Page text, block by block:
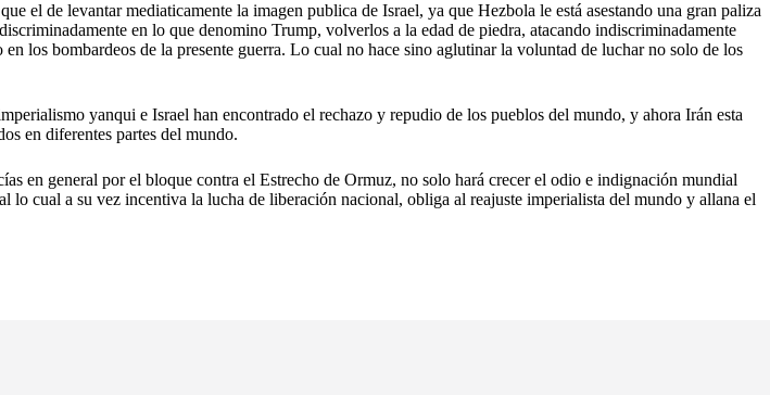
el de levantar mediaticamente la imagen publica de Israel, ya que Hezbola le está asestando una gran paliza
en lo que denomino Trump, volverlos a la edad de piedra, atacando indiscriminadamente
los bombardeos de la presente guerra. Lo cual no hace sino aglutinar la voluntad de luchar no solo de los
yanqui e Israel han encontrado el rechazo y repudio de los pueblos del mundo, y ahora Irán esta
en diferentes partes del mundo.
en general por el bloque contra el Estrecho de Ormuz, no solo hará crecer el odio e indignación mundial
cual a su vez incentiva la lucha de liberación nacional, obliga al reajuste imperialista del mundo y allana el